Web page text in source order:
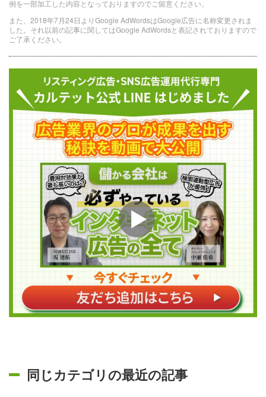
例を一部加工した内容となっておりますのでご留意ください。
また、2018年7月24日よりGoogle AdWordsはGoogle広告に名称変更されま
した。それ以前の記事に関してはGoogle AdWordsと表記されておりますので
ご了承ください。
同じカテゴリの最近の記事